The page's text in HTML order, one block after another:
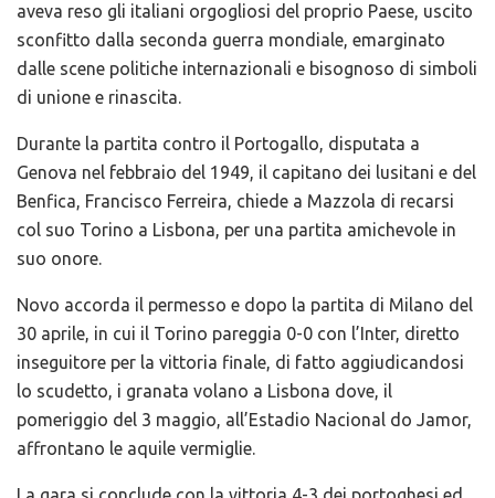
aveva reso gli italiani orgogliosi del proprio Paese, uscito
sconfitto dalla seconda guerra mondiale, emarginato
dalle scene politiche internazionali e bisognoso di simboli
di unione e rinascita.
Durante la partita contro il Portogallo, disputata a
Genova nel febbraio del 1949, il capitano dei lusitani e del
Benfica, Francisco Ferreira, chiede a Mazzola di recarsi
col suo Torino a Lisbona, per una partita amichevole in
suo onore.
Novo accorda il permesso e dopo la partita di Milano del
30 aprile, in cui il Torino pareggia 0-0 con l’Inter, diretto
inseguitore per la vittoria finale, di fatto aggiudicandosi
lo scudetto, i granata volano a Lisbona dove, il
pomeriggio del 3 maggio, all’Estadio Nacional do Jamor,
affrontano le aquile vermiglie.